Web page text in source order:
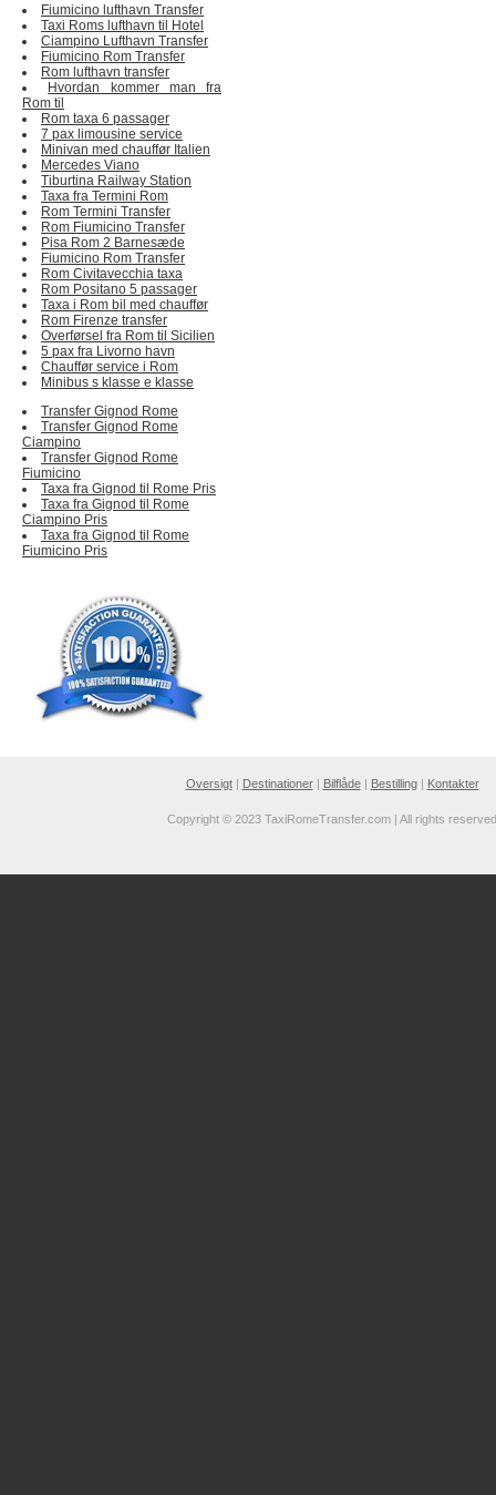
Fiumicino lufthavn Transfer
Taxi Roms lufthavn til Hotel
Ciampino Lufthavn Transfer
Fiumicino Rom Transfer
Rom lufthavn transfer
Hvordan kommer man fra
Rom til
Rom taxa 6 passager
7 pax limousine service
Minivan med chauffør Italien
Mercedes Viano
Tiburtina Railway Station
Taxa fra Termini Rom
Rom Termini Transfer
Rom Fiumicino Transfer
Pisa Rom 2 Barnesæde
Fiumicino Rom Transfer
Rom Civitavecchia taxa
Rom Positano 5 passager
Taxa i Rom bil med chauffør
Rom Firenze transfer
Overførsel fra Rom til Sicilien
5 pax fra Livorno havn
Chauffør service i Rom
Minibus s klasse e klasse
Transfer Gignod Rome
Transfer Gignod Rome
Ciampino
Transfer Gignod Rome
Fiumicino
Taxa fra Gignod til Rome Pris
Taxa fra Gignod til Rome
Ciampino Pris
Taxa fra Gignod til Rome
Fiumicino Pris
Oversigt| Destinationer| Bilflåde| Bestilling| Kontakter
Copyright © 2023 TaxiRomeTransfer.com | All rights reserved